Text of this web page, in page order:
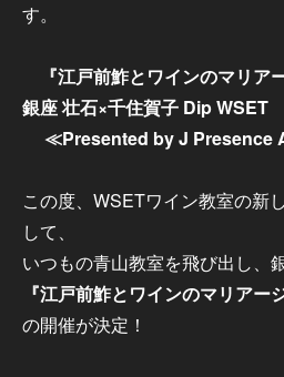
す。
『江戸前鮓とワインのマリア
銀座 壮石×千住賀子 Dip WSET
≪Presented by J Presence
この度、WSETワイン教室の新
して、
いつもの青山教室を飛び出し、
『江戸前鮓とワインのマリアー
の開催が決定！